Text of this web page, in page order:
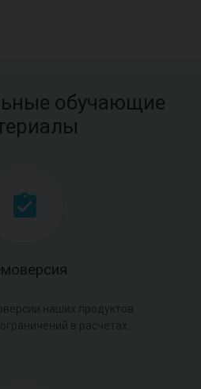
обучающие
наших продуктов.
в расчётах.